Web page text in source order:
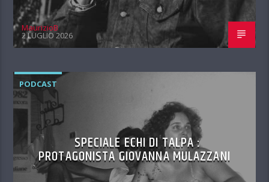
MaurizioB
2 LUGLIO 2026
PODCAST
SPECIALE ECHI DI TALPA :
PROTAGONISTA GIOVANNA MULAZZANI